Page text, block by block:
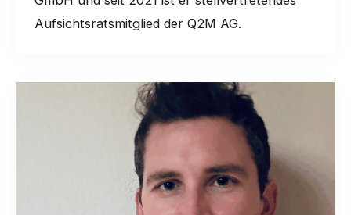
Aufsichtsratsmitglied der Q2M AG.